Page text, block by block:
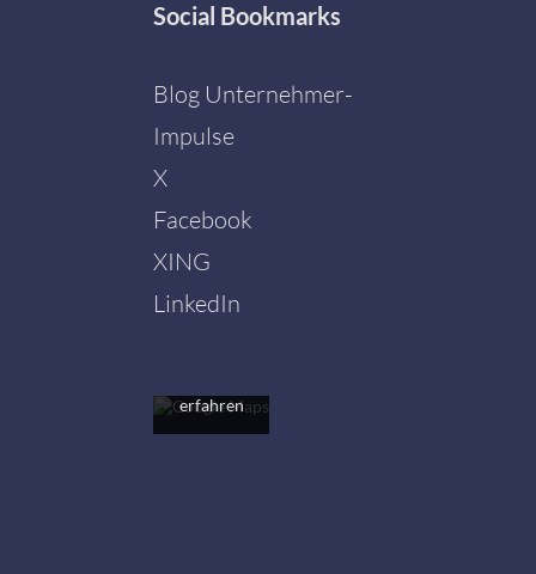
Social Bookmarks
Blog Unternehmer-
Impulse
X
Facebook
XING
LinkedIn
Mit dem
Karte
Sie die
erfahren